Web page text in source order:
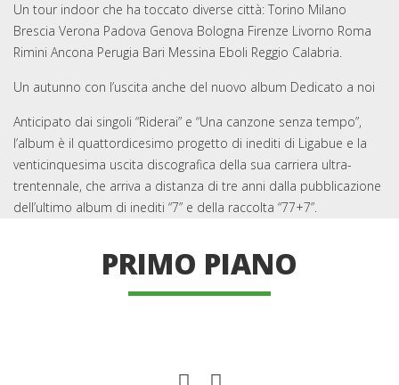
Un tour indoor che ha toccato diverse città: Torino Milano
Brescia Verona Padova Genova Bologna Firenze Livorno Roma
Rimini Ancona Perugia Bari Messina Eboli Reggio Calabria.
Un autunno con l’uscita anche del nuovo album Dedicato a noi
Anticipato dai singoli “Riderai” e “Una canzone senza tempo”,
l’album è il quattordicesimo progetto di inediti di Ligabue e la
venticinquesima uscita discografica della sua carriera ultra-
trentennale, che arriva a distanza di tre anni dalla pubblicazione
dell’ultimo album di inediti “7” e della raccolta “77+7”.
PRIMO PIANO